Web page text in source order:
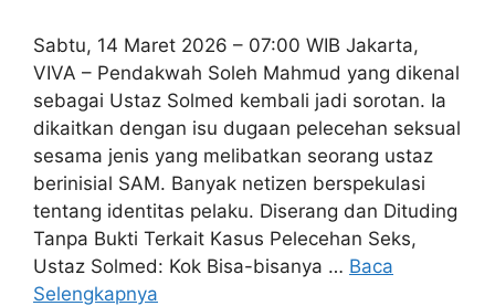
Sabtu, 14 Maret 2026 – 07:00 WIB Jakarta,
VIVA – Pendakwah Soleh Mahmud yang dikenal
sebagai Ustaz Solmed kembali jadi sorotan. Ia
dikaitkan dengan isu dugaan pelecehan seksual
sesama jenis yang melibatkan seorang ustaz
berinisial SAM. Banyak netizen berspekulasi
tentang identitas pelaku. Diserang dan Dituding
Tanpa Bukti Terkait Kasus Pelecehan Seks,
Ustaz Solmed: Kok Bisa-bisanya … Baca
Selengkapnya